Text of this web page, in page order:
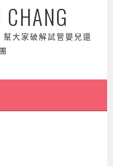
大家破解試管嬰兒還